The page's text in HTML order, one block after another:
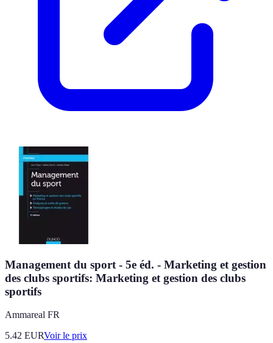
Management du sport - 5e éd. - Marketing et gestion
des clubs sportifs: Marketing et gestion des clubs
sportifs
Ammareal FR
5.42 EURVoir le prix